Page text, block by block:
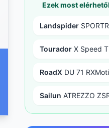
Ezek most
Landspider
Tourador X Speed
RoadX DU 71
Sailun ATREZZO